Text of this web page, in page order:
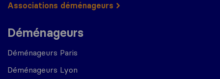
Associations déménageurs
Déménageurs
Déménageurs Paris
Déménageurs Lyon